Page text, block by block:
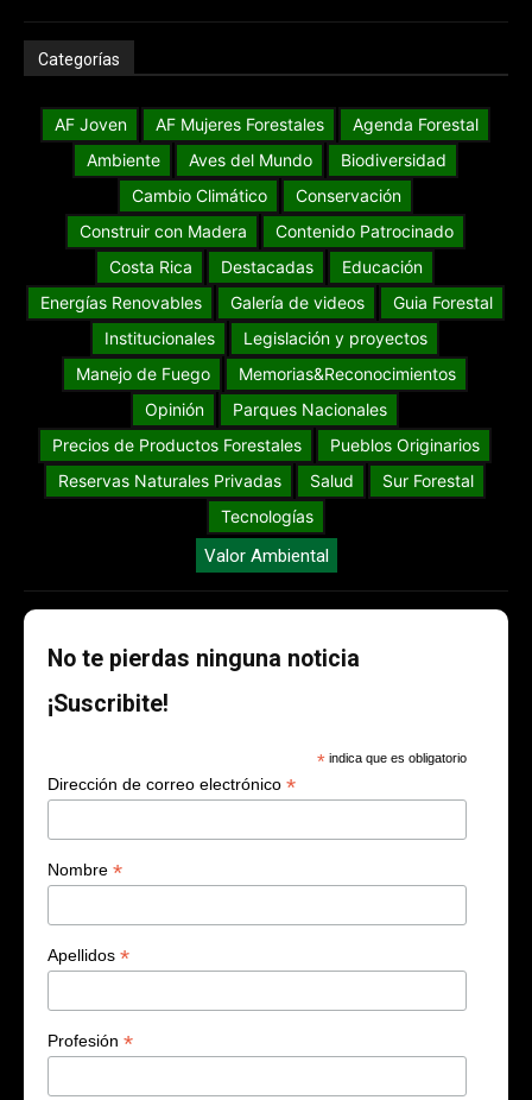
Categorías
AF Joven AF Mujeres Forestales
Agenda Forestal
Ambiente
Aves del Mundo
Biodiversidad
Cambio Climático
Conservación
Construir con Madera
Contenido Patrocinado
Costa Rica
Destacadas
Educación
Energías Renovables
Galería de videos
Guia Forestal
Institucionales
Legislación y proyectos
Manejo de Fuego
Memorias&Reconocimientos
Opinión
Parques Nacionales
Precios de Productos Forestales
Pueblos Originarios
Reservas Naturales Privadas
Salud
Sur Forestal
Tecnologías
Valor Ambiental
No te pierdas ninguna noticia
¡Suscribite!
* indica que es obligatorio
Dirección de correo electrónico *
Nombre *
Apellidos *
Profesión *